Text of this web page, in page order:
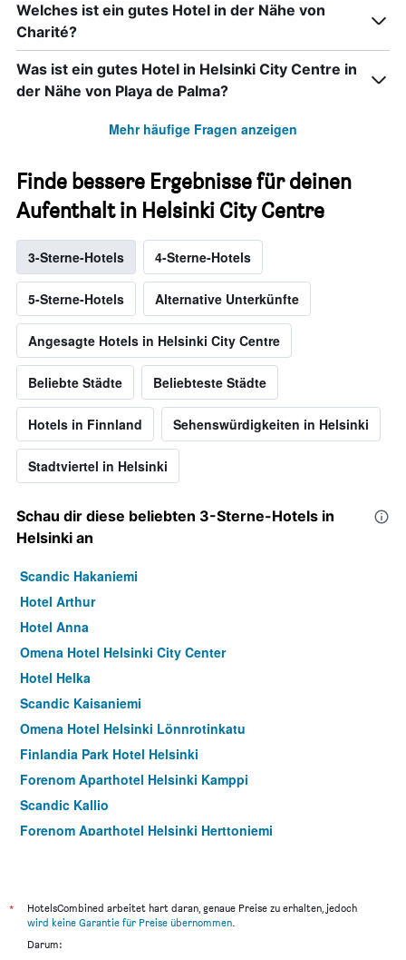
Welches ist ein gutes Hotel in der Nähe von
Charité?
Was ist ein gutes Hotel in Helsinki City Centre in
der Nähe von Playa de Palma?
Mehr häufige Fragen anzeigen
Finde bessere Ergebnisse für deinen
Aufenthalt in Helsinki City Centre
3-Sterne-Hotels 4-Sterne-Hotels
5-Sterne-Hotels Alternative Unterkünfte
Angesagte Hotels in Helsinki City Centre
Beliebte Städte Beliebteste Städte
Hotels in Finnland Sehenswürdigkeiten in Helsinki
Stadtviertel in Helsinki
Schau dir diese beliebten 3-Sterne-Hotels in
Helsinki an
Scandic Hakaniemi
Hotel Arthur
Hotel Anna
Omena Hotel Helsinki City Center
Hotel Helka
Scandic Kaisaniemi
Omena Hotel Helsinki Lönnrotinkatu
Finlandia Park Hotel Helsinki
Forenom Aparthotel Helsinki Kamppi
Scandic Kallio
Forenom Aparthotel Helsinki Herttoniemi
*
HotelsCombined arbeitet hart daran, genaue Preise zu erhalten, jedoch
wird keine Garantie für Preise übernommen.
Darum: